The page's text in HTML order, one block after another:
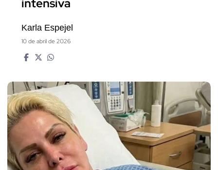
intensiva
Karla Espejel
10 de abril de 2026